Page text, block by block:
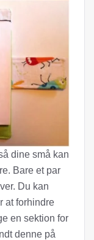
dine små kan
Bare et par
Du kan
at forhindre
en sektion for
denne på